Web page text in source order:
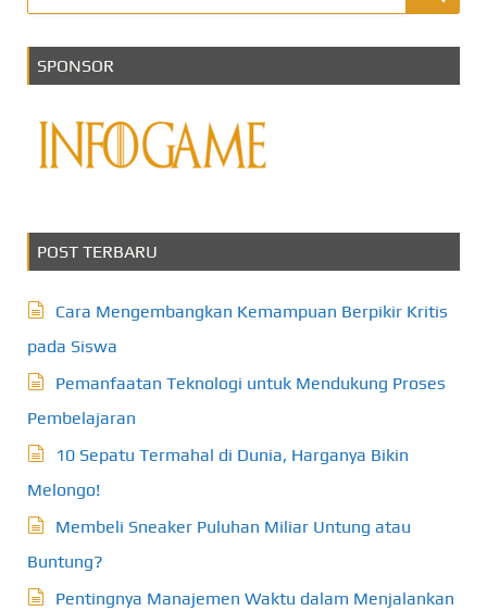
SPONSOR
POST TERBARU
Cara Mengembangkan Kemampuan Berpikir Kritis
pada Siswa
Pemanfaatan Teknologi untuk Mendukung Proses
Pembelajaran
10 Sepatu Termahal di Dunia, Harganya Bikin
Melongo!
Membeli Sneaker Puluhan Miliar Untung atau
Buntung?
Pentingnya Manajemen Waktu dalam Menjalankan